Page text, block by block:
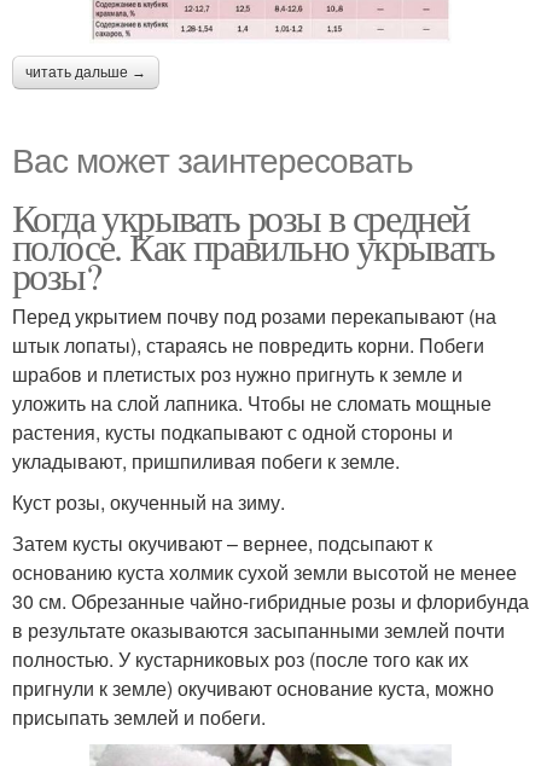
читать дальше →
Вас может заинтересовать
Когда укрывать розы в средней
полосе. Как правильно укрывать
розы?
Перед укрытием почву под розами перекапывают (на
штык лопаты), стараясь не повредить корни. Побеги
шрабов и плетистых роз нужно пригнуть к земле и
уложить на слой лапника. Чтобы не сломать мощные
растения, кусты подкапывают с одной стороны и
укладывают, пришпиливая побеги к земле.
Куст розы, окученный на зиму.
Затем кусты окучивают – вернее, подсыпают к
основанию куста холмик сухой земли высотой не менее
30 см. Обрезанные чайно-гибридные розы и флорибунда
в результате оказываются засыпанными землей почти
полностью. У кустарниковых роз (после того как их
пригнули к земле) окучивают основание куста, можно
присыпать землей и побеги.